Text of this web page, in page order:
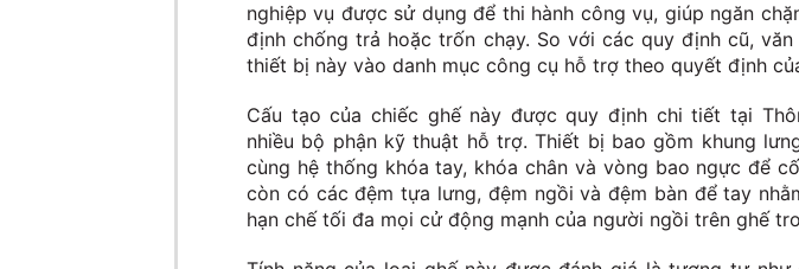
nghiệp vụ được sử dụng để thi hành công vụ, giúp ngăn
định chống trả hoặc trốn chạy. So với các quy định cũ,
thiết bị này vào danh mục công cụ hỗ trợ theo quyết định
Cấu tạo của chiếc ghế này được quy định chi tiết tại
nhiều bộ phận kỹ thuật hỗ trợ. Thiết bị bao gồm khung
cùng hệ thống khóa tay, khóa chân và vòng bao ngực để
còn có các đệm tựa lưng, đệm ngồi và đệm bàn để tay
hạn chế tối đa mọi cử động mạnh của người ngồi trên ghế